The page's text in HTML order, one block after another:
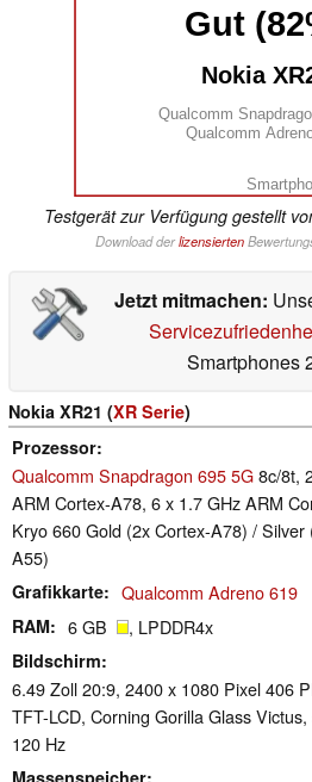
Gut
Nokia
Qualcomm
Qualcomm
Testgerät zur Verfügung gestellt
Download derlizensierten
Jetzt mitmachen:
Smartphones
Nokia XR21 (XR Serie)
Prozessor
Qualcomm Snapdragon 695 5G8c/8t,
ARM Cortex-A78, 6 x 1.7 GHz ARM
Kryo 660 Gold (2x Cortex-A78) / Silver
A55)
Grafikkarte Qualcomm Adreno 619
RAM 6 GB , LPDDR4x
Bildschirm
6.49 Zoll 20:9, 2400 x 1080 Pixel 406
TFT-LCD, Corning Gorilla Glass
120 Hz
Massenspeicher